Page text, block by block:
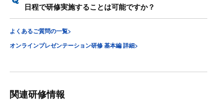
日程で研修実施することは可能ですか？
よくあるご質問の一覧>
オンラインプレゼンテーション研修 基本編 詳細>
関連研修情報